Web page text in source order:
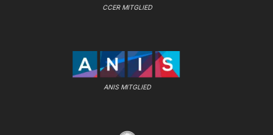
CCER MITGLIED
ANIS MITGLIED